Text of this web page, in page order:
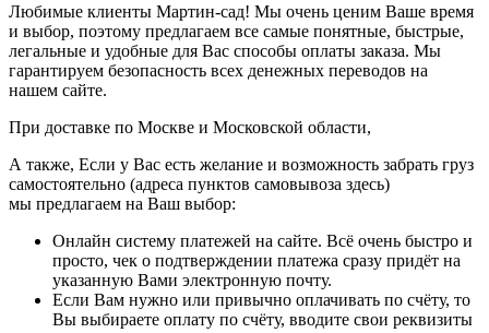
Любимые клиенты Мартин-сад! Мы очень ценим Ваше время
и выбор, поэтому предлагаем все самые понятные, быстрые,
легальные и удобные для Вас способы оплаты заказа. Мы
гарантируем безопасность всех денежных переводов на
нашем сайте.
При доставке по Москве и Московской области,
А также, Если у Вас есть желание и возможность забрать груз
самостоятельно (адреса пунктов самовывоза здесь)
мы предлагаем на Ваш выбор:
Онлайн систему платежей на сайте. Всё очень быстро и
просто, чек о подтверждении платежа сразу придёт на
указанную Вами электронную почту.
Если Вам нужно или привычно оплачивать по счёту, то
Вы выбираете оплату по счёту, вводите свои реквизиты